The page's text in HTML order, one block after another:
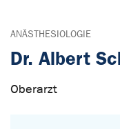
ANÄSTHESIOLOGIE
Dr. Albert
Oberarzt